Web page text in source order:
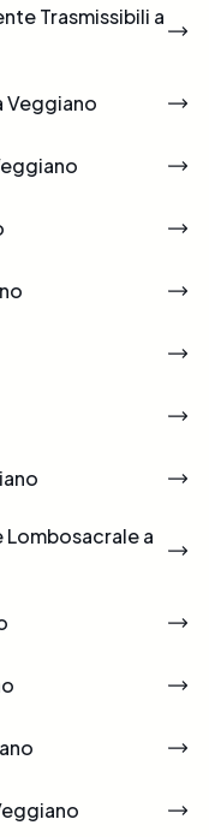
Trasmissibili a
Veggiano
Lombosacrale a